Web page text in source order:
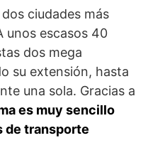
ciudades más
unos escasos 40
dos mega
su extensión, hasta
una sola. Gracias a
es muy sencillo
de transporte